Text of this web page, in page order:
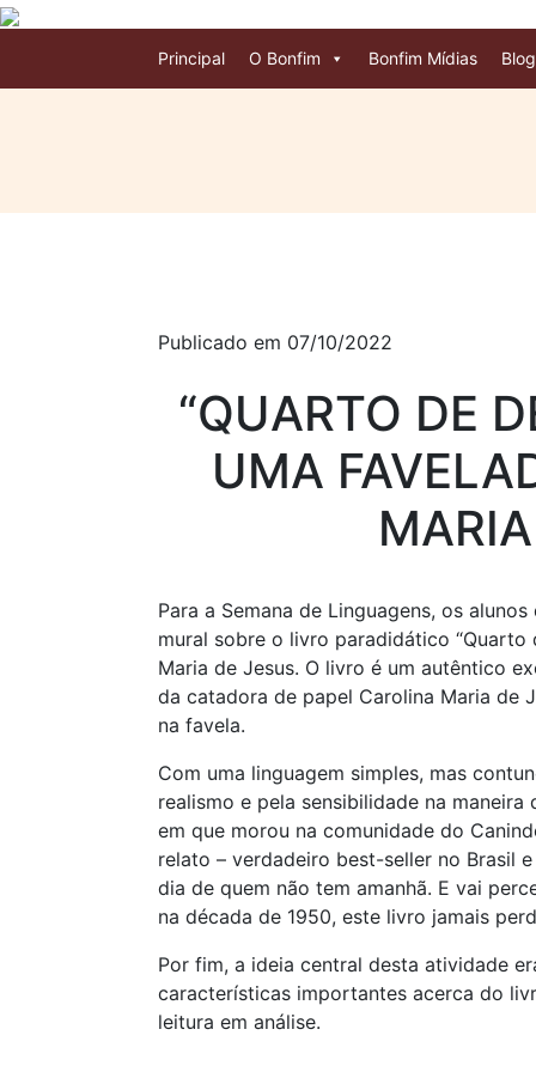
Principal O Bonfim Bonfim Mídias
Publicado em 07/10/2022
“QUARTO DE
UMA
Para a Semana de Linguagens, os
mural sobre o livro paradidático “Quarto
Maria de Jesus. O livro é um autêntico
da catadora de papel Carolina Maria de
na favela.
Com uma linguagem simples, mas
realismo e pela sensibilidade na
em que morou na comunidade do
relato – verdadeiro best-seller no Brasil
dia de quem não tem amanhã. E vai
na década de 1950, este livro jamais
Por fim, a ideia central desta atividade
características importantes acerca do
leitura em análise.